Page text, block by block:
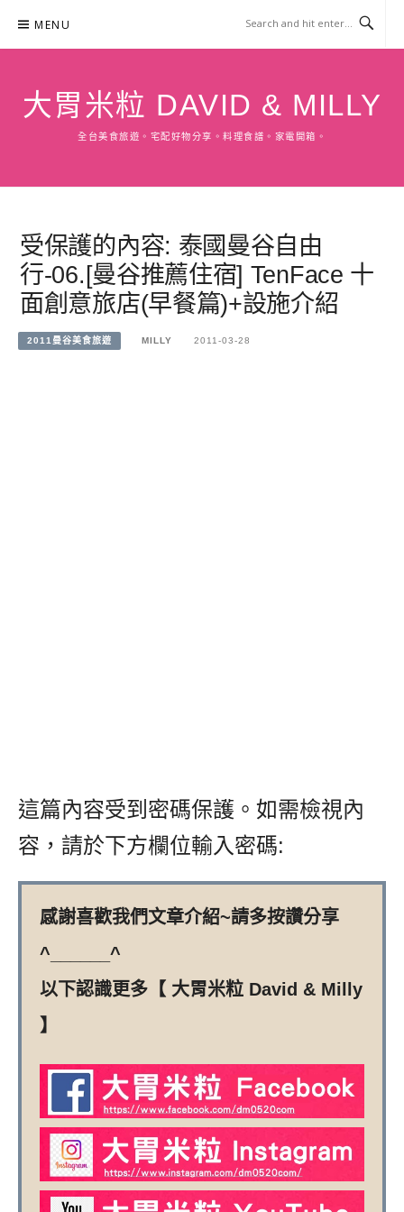
content
MENU
大胃米粒 DAVID & MILLY
全台美食旅遊。宅配好物分享。料理食譜。家電開箱。
受保護的內容: 泰國曼谷自由
行-06.[曼谷推薦住宿] TenFace 十
面創意旅店(早餐篇)+設施介紹
2011曼谷美食旅遊 MILLY 2011-03-28
這篇內容受到密碼保護。如需檢視內
容，請於下方欄位輸入密碼:
感謝喜歡我們文章介紹~請多按讚分享
^______^
以下認識更多【 大胃米粒 David & Milly
】